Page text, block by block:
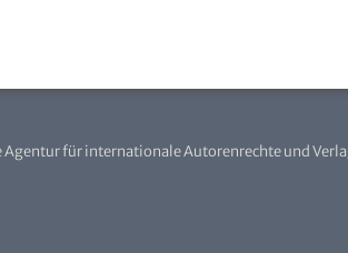
Agentur für internationale Autorenrechte und